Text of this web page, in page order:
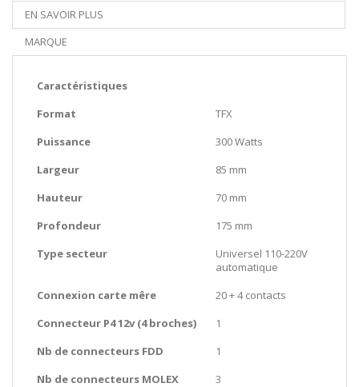
EN SAVOIR PLUS
MARQUE
Caractéristiques
Format
TFX
Puissance
300 Watts
Largeur
85 mm
Hauteur
70 mm
Profondeur
175 mm
Type secteur
Universel 110-220V
automatique
Connexion carte mêre
20 + 4 contacts
Connecteur P4 12v (4 broches)
1
Nb de connecteurs FDD
1
Nb de connecteurs MOLEX
3